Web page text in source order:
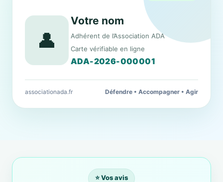
👤
Votre nom
Adhérent de l’Association ADA
Carte vérifiable en ligne
ADA-2026-000001
associationada.fr Défendre • Accompagner • Agir
⭐ Vos avis